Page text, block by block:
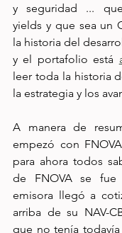
y seguridad ...
yields y que sea un
la historia del
y el portafolio está
leer toda la historia
la estrategia y los
A manera de
empezó con
para ahora todos
de FNOVA se
emisora llegó a
arriba de su NAV-
que no tenía